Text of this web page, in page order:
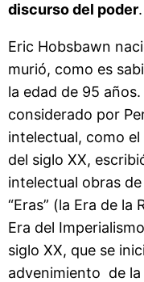
discurso del poder.
Eric Hobsbawn
murió, como es
la edad de 95
considerado por
intelectual, como
del siglo XX,
intelectual obras
“Eras” (la Era de la
Era del
siglo XX, que se
advenimiento de la